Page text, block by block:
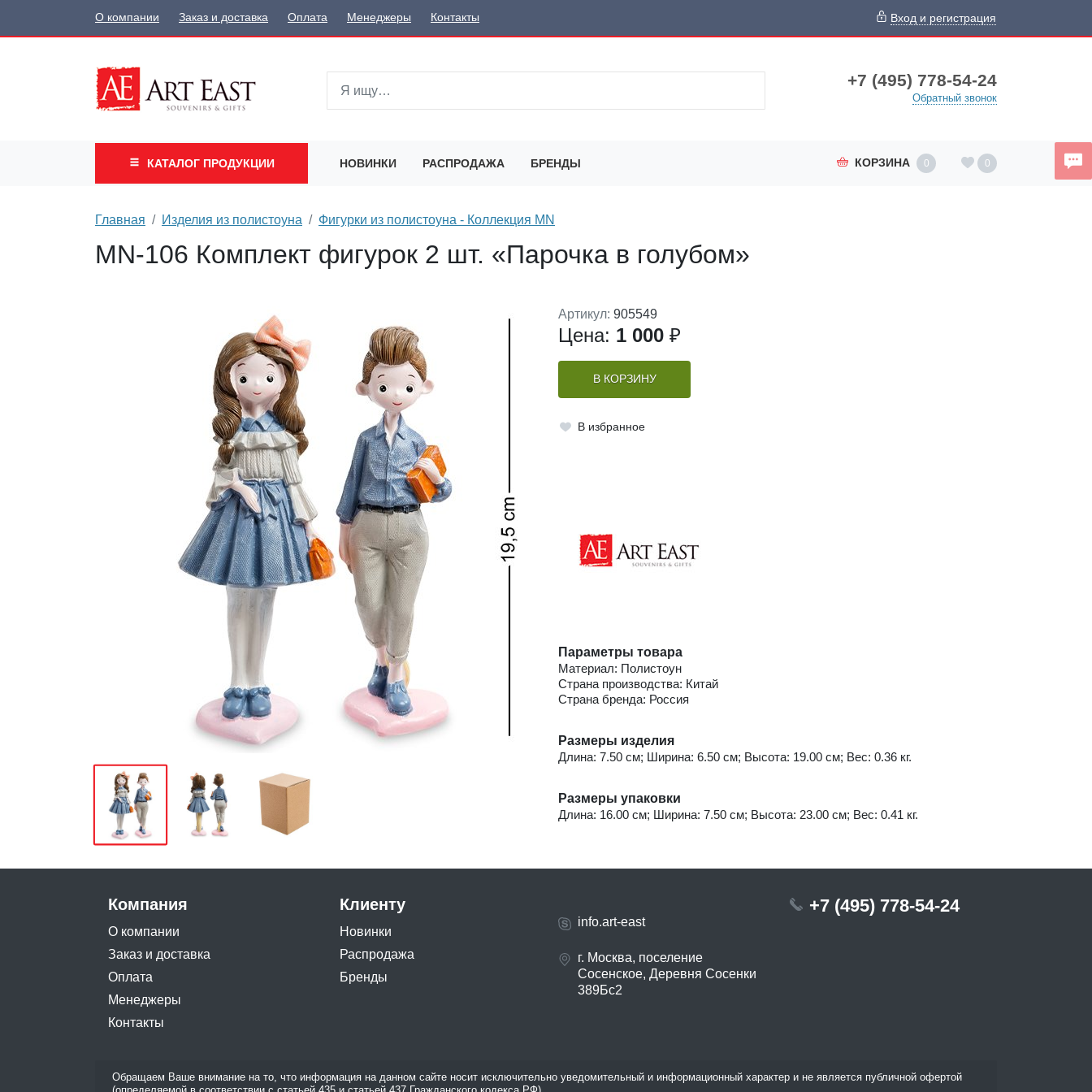
О компании Заказ и доставка Оплата Менеджеры Контакты Вход и регистрация
+7 (495) 778-54-24
Обратный звонок
КАТАЛОГ ПРОДУКЦИИ НОВИНКИ РАСПРОДАЖА БРЕНДЫ КОРЗИНА 0 0
Главная Изделия из полистоуна Фигурки из полистоуна - Коллекция MN
MN-106 Комплект фигурок 2 шт. «Парочка в голубом»
Артикул: 905549
Цена: 1 000 ₽
В КОРЗИНУ
В избранное
Параметры товара
Материал: Полистоун
Страна производства: Китай
Страна бренда: Россия
Размеры изделия
Длина: 7.50 см; Ширина: 6.50 см; Высота: 19.00 см; Вес: 0.36 кг.
Размеры упаковки
Длина: 16.00 см; Ширина: 7.50 см; Высота: 23.00 см; Вес: 0.41 кг.
Компания
О компании
Заказ и доставка
Оплата
Менеджеры
Контакты
Клиенту
Новинки
Распродажа
Бренды
info.art-east
г. Москва, поселение
Сосенское, Деревня Сосенки
389Бс2
+7 (495) 778-54-24
Обращаем Ваше внимание на то, что информация на данном сайте носит исключительно уведомительный и информационный характер и не является публичной офертой